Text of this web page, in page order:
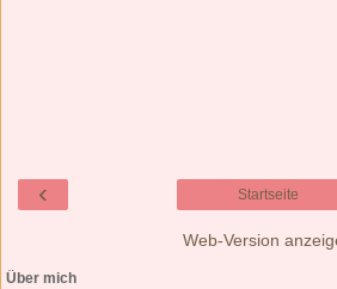
‹ Startseite
Web-Version
Über mich